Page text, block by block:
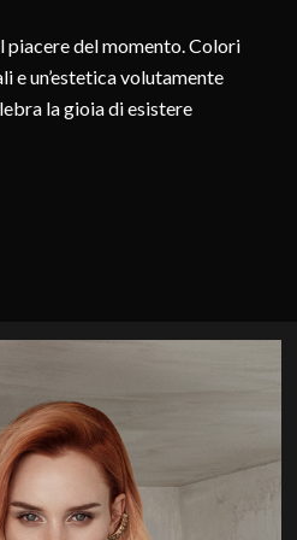
piacere del momento. Colori
e un’estetica volutamente
la gioia di esistere